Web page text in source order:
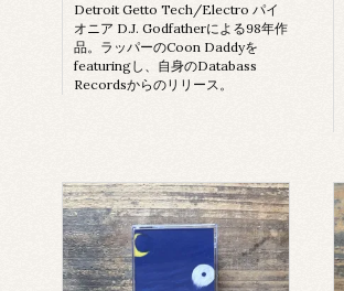
Detroit Getto Tech/Electro パイ
オニア D.J. Godfatherによる98年作
品。ラッパーのCoon Daddyを
featuringし、自身のDatabass
Recordsからのリリース。